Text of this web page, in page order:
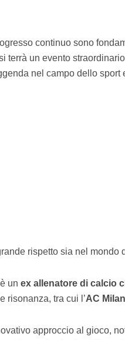
continuo sono
terrà un evento
nel campo dello
rispetto sia nel mondo
un ex allenatore di calcio
risonanza, tra cui l’AC Milan
approccio al gioco,